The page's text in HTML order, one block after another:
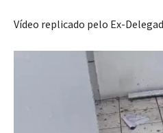
Vídeo replicado pelo Ex-